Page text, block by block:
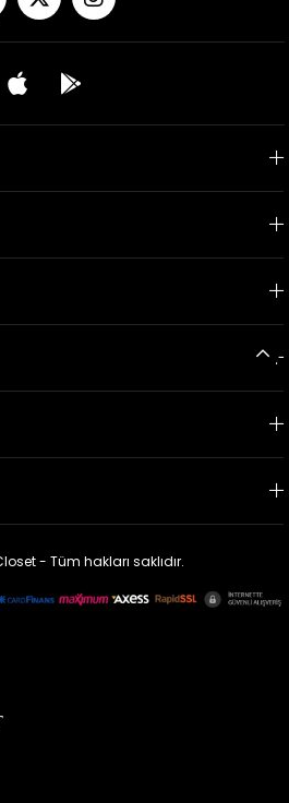
- Tüm hakları saklıdır.